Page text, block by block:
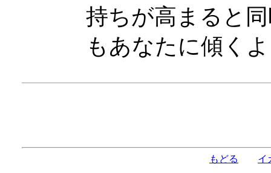
持ちが高まると
もあなたに傾く
もどる イ